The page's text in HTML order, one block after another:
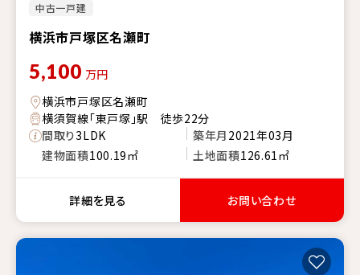
中古一戸建
横浜市戸塚区名瀬町
5,100 万円
横浜市戸塚区名瀬町
横須賀線「東戸塚」駅 徒歩22分
間取り3LDK 築年月 2021年03月
建物面積100.19㎡ 土地面積126.61㎡
詳細を見る お問い合わせ